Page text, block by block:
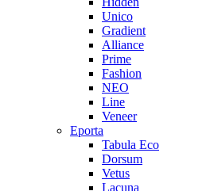
Unico
Gradient
Alliance
Prime
Fashion
NEO
Line
Veneer
Eporta
Tabula Eco
Dorsum
Vetus
Lacuna